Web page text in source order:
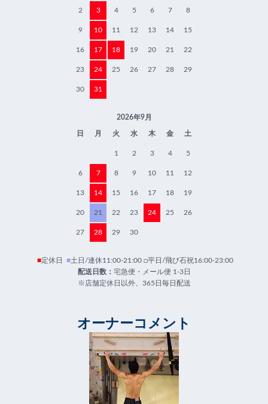
2 3 4 5 6 7 8
9 10 11 12 13 14 15
16 17 18 19 20 21 22
23 24 25 26 27 28 29
30 31
2026年9月
日 月 火 水 木 金 土
1 2 3 4 5
6 7 8 9 10 11 12
13 14 15 16 17 18 19
20 21 22 23 24 25 26
27 28 29 30
■定休日 ■土日/連休11:00-21:00 □平日/飛び石祝16:00-23:00
配送日数： 宅急便・メール便 1-3日
※店舗定休日以外、365日毎日配送
オーナーコメント